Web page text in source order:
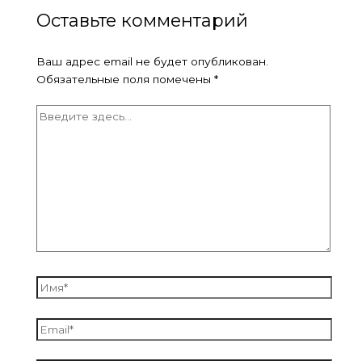
Оставьте комментарий
Ваш адрес email не будет опубликован.
Обязательные поля помечены *
Введите
Имя*
Email*